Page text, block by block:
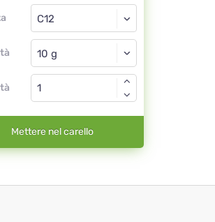
Globuli
C12
Globuli
Mettere nel carello